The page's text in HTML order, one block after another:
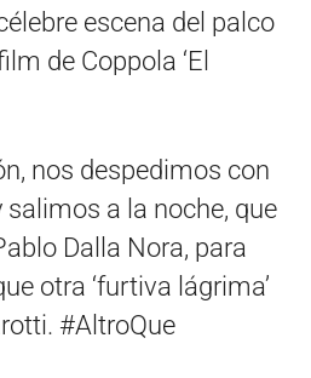
escena del palco
de Coppola ‘El
nos despedimos con
salimos a la noche, que
Dalla Nora, para
otra ‘furtiva lágrima’
#AltroQue